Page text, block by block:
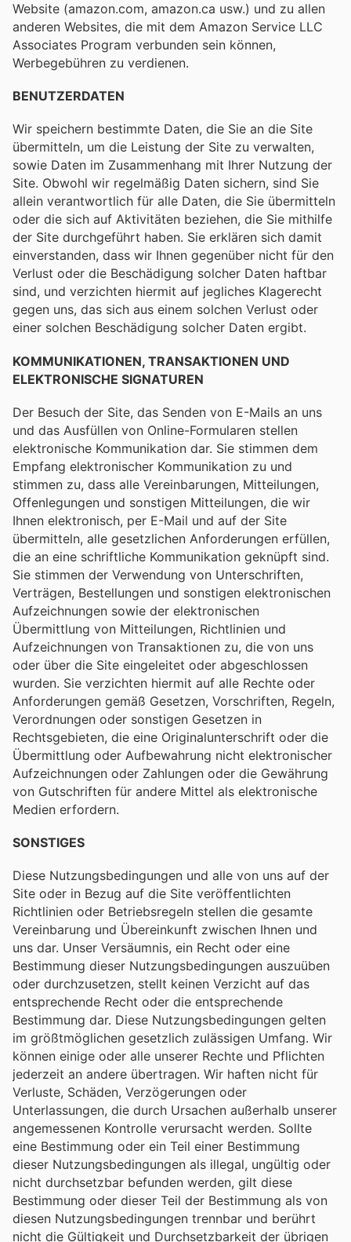
Website (amazon.com, amazon.ca usw.) und zu allen
anderen Websites, die mit dem Amazon Service LLC
Associates Program verbunden sein können,
Werbegebühren zu verdienen.
BENUTZERDATEN
Wir speichern bestimmte Daten, die Sie an die Site
übermitteln, um die Leistung der Site zu verwalten,
sowie Daten im Zusammenhang mit Ihrer Nutzung der
Site. Obwohl wir regelmäßig Daten sichern, sind Sie
allein verantwortlich für alle Daten, die Sie übermitteln
oder die sich auf Aktivitäten beziehen, die Sie mithilfe
der Site durchgeführt haben. Sie erklären sich damit
einverstanden, dass wir Ihnen gegenüber nicht für den
Verlust oder die Beschädigung solcher Daten haftbar
sind, und verzichten hiermit auf jegliches Klagerecht
gegen uns, das sich aus einem solchen Verlust oder
einer solchen Beschädigung solcher Daten ergibt.
KOMMUNIKATIONEN, TRANSAKTIONEN UND
ELEKTRONISCHE SIGNATUREN
Der Besuch der Site, das Senden von E-Mails an uns
und das Ausfüllen von Online-Formularen stellen
elektronische Kommunikation dar. Sie stimmen dem
Empfang elektronischer Kommunikation zu und
stimmen zu, dass alle Vereinbarungen, Mitteilungen,
Offenlegungen und sonstigen Mitteilungen, die wir
Ihnen elektronisch, per E-Mail und auf der Site
übermitteln, alle gesetzlichen Anforderungen erfüllen,
die an eine schriftliche Kommunikation geknüpft sind.
Sie stimmen der Verwendung von Unterschriften,
Verträgen, Bestellungen und sonstigen elektronischen
Aufzeichnungen sowie der elektronischen
Übermittlung von Mitteilungen, Richtlinien und
Aufzeichnungen von Transaktionen zu, die von uns
oder über die Site eingeleitet oder abgeschlossen
wurden. Sie verzichten hiermit auf alle Rechte oder
Anforderungen gemäß Gesetzen, Vorschriften, Regeln,
Verordnungen oder sonstigen Gesetzen in
Rechtsgebieten, die eine Originalunterschrift oder die
Übermittlung oder Aufbewahrung nicht elektronischer
Aufzeichnungen oder Zahlungen oder die Gewährung
von Gutschriften für andere Mittel als elektronische
Medien erfordern.
SONSTIGES
Diese Nutzungsbedingungen und alle von uns auf der
Site oder in Bezug auf die Site veröffentlichten
Richtlinien oder Betriebsregeln stellen die gesamte
Vereinbarung und Übereinkunft zwischen Ihnen und
uns dar. Unser Versäumnis, ein Recht oder eine
Bestimmung dieser Nutzungsbedingungen auszuüben
oder durchzusetzen, stellt keinen Verzicht auf das
entsprechende Recht oder die entsprechende
Bestimmung dar. Diese Nutzungsbedingungen gelten
im größtmöglichen gesetzlich zulässigen Umfang. Wir
können einige oder alle unserer Rechte und Pflichten
jederzeit an andere übertragen. Wir haften nicht für
Verluste, Schäden, Verzögerungen oder
Unterlassungen, die durch Ursachen außerhalb unserer
angemessenen Kontrolle verursacht werden. Sollte
eine Bestimmung oder ein Teil einer Bestimmung
dieser Nutzungsbedingungen als illegal, ungültig oder
nicht durchsetzbar befunden werden, gilt diese
Bestimmung oder dieser Teil der Bestimmung als von
diesen Nutzungsbedingungen trennbar und berührt
nicht die Gültigkeit und Durchsetzbarkeit der übrigen